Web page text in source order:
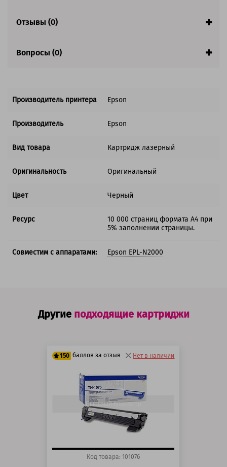
Отзывы (0)
Вопросы (0)
Производитель принтера Epson
Производитель Epson
Вид товара Картридж лазерный
Оригинальность Оригинальный
Цвет Черный
Ресурс
10 000 страниц формата А4 при
5% заполнении страницы.
Совместим с аппаратами: Epson EPL-N2000
Другие подходящие картриджи
150 баллов за отзыв
125 баллов
150 баллов
Нет в наличии
Быстрый просмотр
Код товара: 101076